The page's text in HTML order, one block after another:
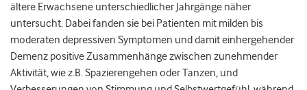
ältere Erwachsene unterschiedlicher Jahrgänge näher
untersucht. Dabei fanden sie bei Patienten mit milden bis
moderaten depressiven Symptomen und damit einhergehender
Demenz positive Zusammenhänge zwischen zunehmender
Aktivität, wie z.B. Spazierengehen oder Tanzen, und